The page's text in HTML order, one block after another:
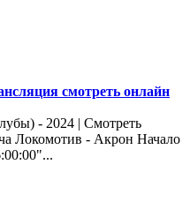
смотреть онлайн
- 2024 | Смотреть
Локомотив - Акрон Начало